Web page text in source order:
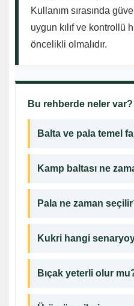
Kullanım sırasında
uygun kılıf ve kontrollü
öncelikli olmalıdır.
Bu rehberde neler var?
Balta ve pala temel
Kamp baltası ne
Pala ne zaman
Kukri hangi
Bıçak yeterli olur